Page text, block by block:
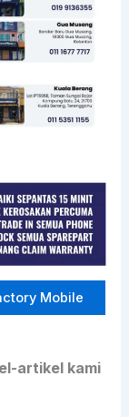
Mobile
artikel kami